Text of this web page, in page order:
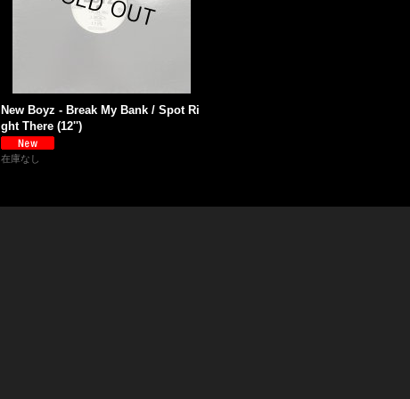
New Boyz - Break My Bank / Spot Ri
ght There (12'')
在庫なし